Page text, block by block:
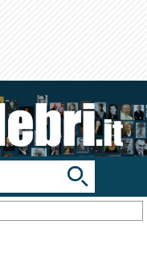
Toggle
search
bar